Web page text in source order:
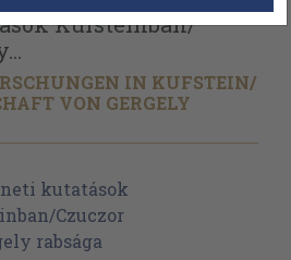
Kufsteinban/
IN KUFSTEIN/
VON GERGELY